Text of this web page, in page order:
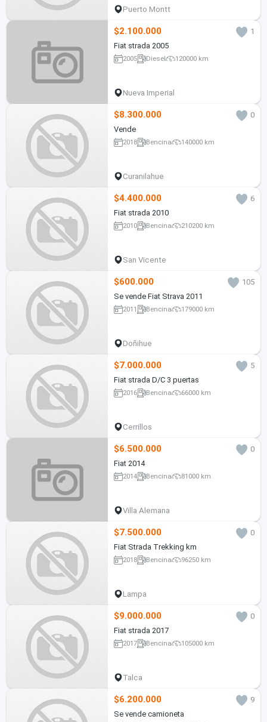
Puerto Montt
$2.100.000
1
Fiat strada 2005
2005 Diesel 120000 km
Nueva Imperial
$8.300.000
0
Vende
2018 Bencina 140000 km
Curanilahue
$4.400.000
6
Fiat strada 2010
2010 Bencina 210200 km
San Vicente
$600.000
105
Se vende Fiat Strava 2011
2011 Bencina 179000 km
Doñihue
$7.000.000
5
Fiat strada D/C 3 puertas
2016 Bencina 66000 km
Cerrillos
$6.500.000
0
Fiat 2014
2014 Bencina 81000 km
Villa Alemana
$7.500.000
0
Fiat Strada Trekking km
2018 Bencina 96250 km
Lampa
$9.000.000
0
Fiat strada 2017
2017 Bencina 105000 km
Talca
$6.200.000
9
Se vende camioneta